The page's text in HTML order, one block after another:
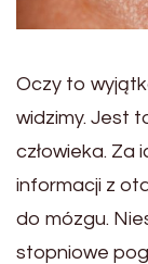
Oczy to
widzimy. Jest
człowieka. Za
informacji z
do mózgu.
stopniowe